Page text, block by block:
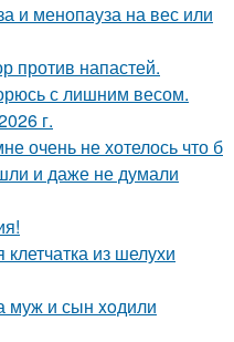
и менопауза на вес или
против напастей.
с лишним весом.
г.
очень не хотелось что б
и даже не думали
из шелухи
муж и сын xoдили